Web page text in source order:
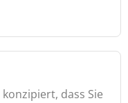
dass Sie